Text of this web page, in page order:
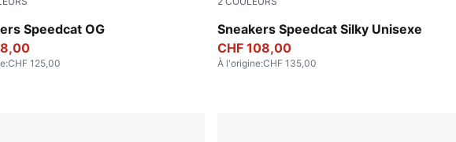
Speedcat OG
Silver-Gum
:CHF 125,00
Sneakers Speedcat Silky Unisexe
Chocotart-Warm White
CHF 108,00
À l'origine:CHF 135,00